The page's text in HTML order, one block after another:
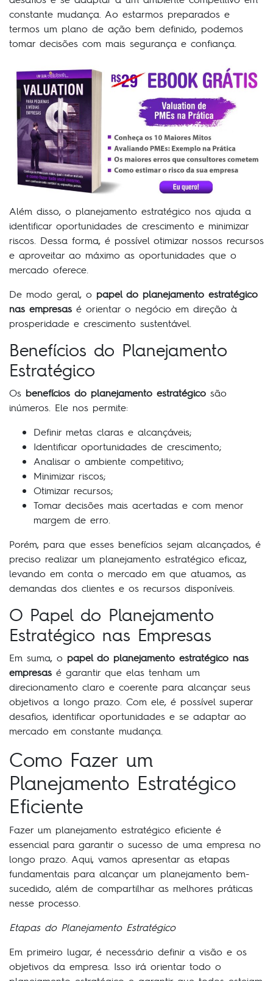
constante mudança. Ao estarmos preparados e
termos um plano de ação bem definido, podemos
tomar decisões com mais segurança e confiança.
Além disso, o planejamento estratégico nos ajuda a
identificar oportunidades de crescimento e minimizar
riscos. Dessa forma, é possível otimizar nossos recursos
e aproveitar ao máximo as oportunidades que o
mercado oferece.
De modo geral, o papel do planejamento estratégico
nas empresas é orientar o negócio em direção à
prosperidade e crescimento sustentável.
Benefícios do Planejamento
Estratégico
Os benefícios do planejamento estratégico são
inúmeros. Ele nos permite:
Definir metas claras e alcançáveis;
Identificar oportunidades de crescimento;
Analisar o ambiente competitivo;
Minimizar riscos;
Otimizar recursos;
Tomar decisões mais acertadas e com menor
margem de erro.
Porém, para que esses benefícios sejam alcançados, é
preciso realizar um planejamento estratégico eficaz,
levando em conta o mercado em que atuamos, as
demandas dos clientes e os recursos disponíveis.
O Papel do Planejamento
Estratégico nas Empresas
Em suma, o papel do planejamento estratégico nas
empresas é garantir que elas tenham um
direcionamento claro e coerente para alcançar seus
objetivos a longo prazo. Com ele, é possível superar
desafios, identificar oportunidades e se adaptar ao
mercado em constante mudança.
Como Fazer um
Planejamento Estratégico
Eficiente
Fazer um planejamento estratégico eficiente é
essencial para garantir o sucesso de uma empresa no
longo prazo. Aqui, vamos apresentar as etapas
fundamentais para alcançar um planejamento bem-
sucedido, além de compartilhar as melhores práticas
nesse processo.
Etapas do Planejamento Estratégico
Em primeiro lugar, é necessário definir a visão e os
objetivos da empresa. Isso irá orientar todo o